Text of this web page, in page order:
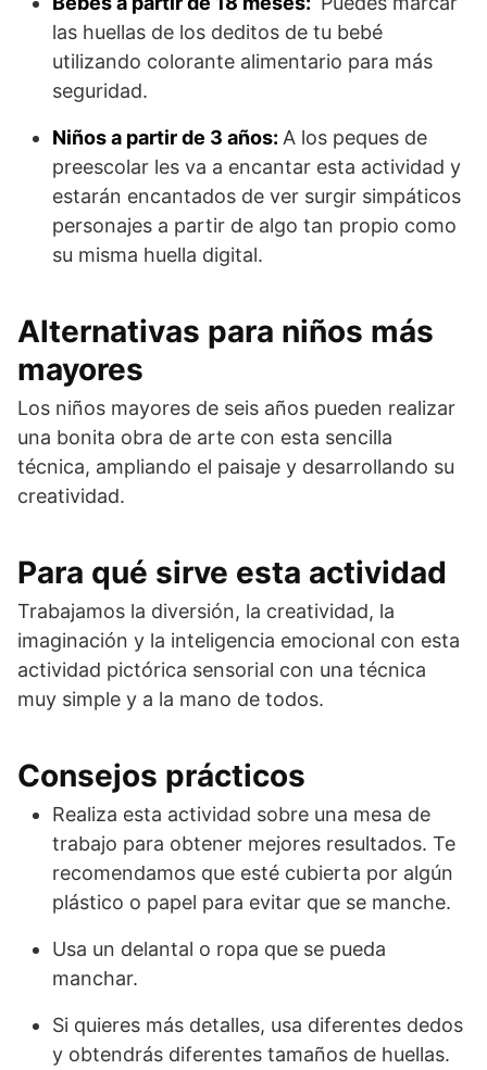
las huellas de los deditos de tu bebé
utilizando colorante alimentario para más
seguridad.
Niños a partir de 3 años: A los peques de
preescolar les va a encantar esta actividad y
estarán encantados de ver surgir simpáticos
personajes a partir de algo tan propio como
su misma huella digital.
Alternativas para niños más
mayores
Los niños mayores de seis años pueden realizar
una bonita obra de arte con esta sencilla
técnica, ampliando el paisaje y desarrollando su
creatividad.
Para qué sirve esta actividad
Trabajamos la diversión, la creatividad, la
imaginación y la inteligencia emocional con esta
actividad pictórica sensorial con una técnica
muy simple y a la mano de todos.
Consejos prácticos
Realiza esta actividad sobre una mesa de
trabajo para obtener mejores resultados. Te
recomendamos que esté cubierta por algún
plástico o papel para evitar que se manche.
Usa un delantal o ropa que se pueda
manchar.
Si quieres más detalles, usa diferentes dedos
y obtendrás diferentes tamaños de huellas.